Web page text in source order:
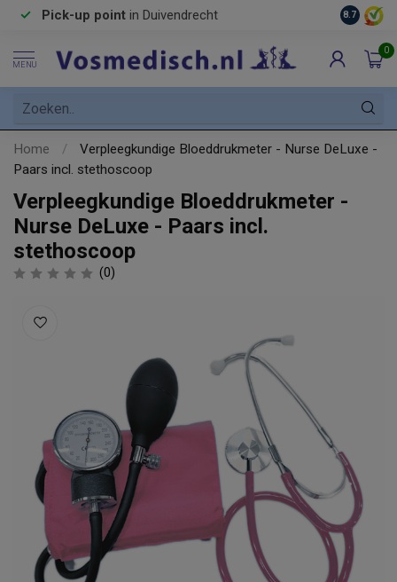
Pick-up point in Duivendrecht 8.7
MENU
0
Home /
Verpleegkundige Bloeddrukmeter - Nurse DeLuxe -
Paars incl. stethoscoop
Verpleegkundige Bloeddrukmeter -
Nurse DeLuxe - Paars incl.
stethoscoop
(0)